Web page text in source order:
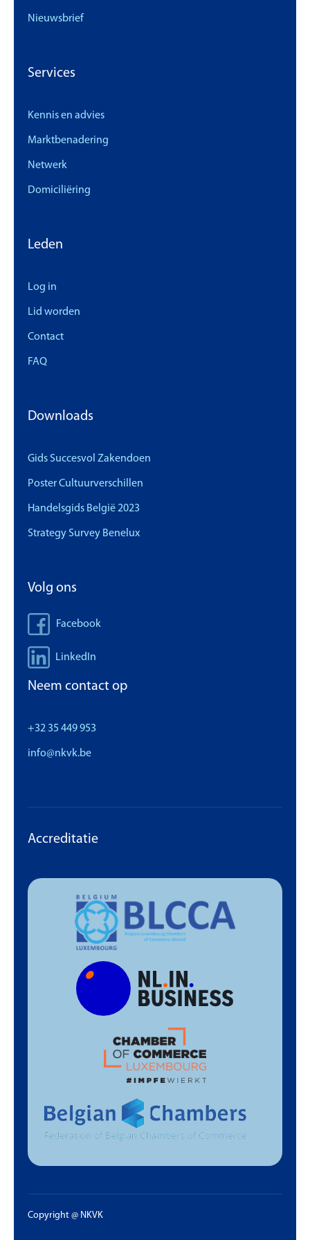
Nieuwsbrief
Services
Kennis en advies
Marktbenadering
Netwerk
Domiciliëring
Leden
Log in
Lid worden
Contact
FAQ
Downloads
Gids Succesvol Zakendoen
Poster Cultuurverschillen
Handelsgids België 2023
Strategy Survey Benelux
Volg ons
Facebook
LinkedIn
Neem contact op
+32 35 449 953
info@nkvk.be
Accreditatie
Copyright @ NKVK